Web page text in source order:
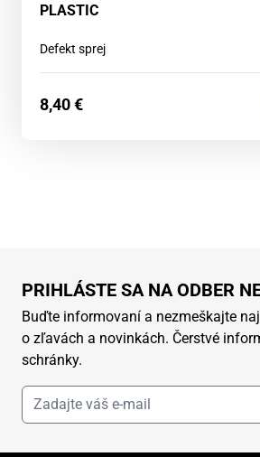
PLASTIC
Defekt sprej
8,40€
PRIHLÁSTE SA NA ODBER
Buďte informovaní a nezmeškajte
o zľavách a novinkách. Čerstvé
schránky.